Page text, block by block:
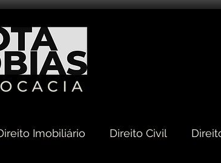
Imobiliário Direito Civil